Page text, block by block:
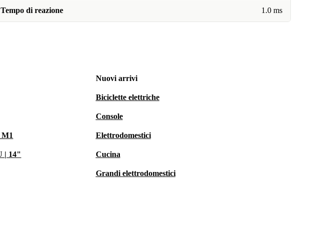
Tempo di reazione 1.0 ms
| 14"
Nuovi arrivi
Biciclette elettriche
Console
Elettrodomestici
Cucina
Grandi elettrodomestici